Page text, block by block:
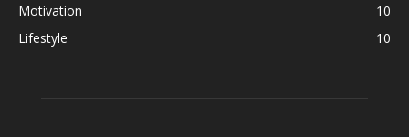
Motivation
10
Lifestyle
10